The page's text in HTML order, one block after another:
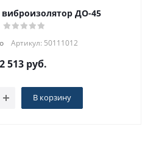
ДО-45
Артикул: 50111012
2 513 руб.
В корзину